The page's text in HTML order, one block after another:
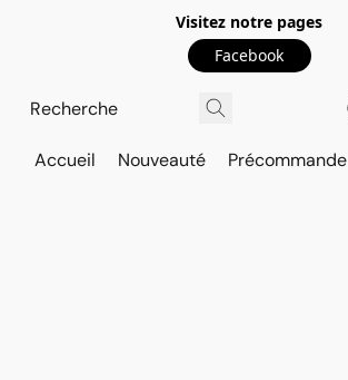
Visitez notre pages
Facebook
Accueil Nouveauté Précommande